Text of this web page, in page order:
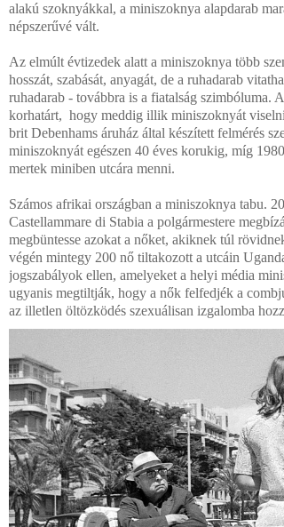
alakú szoknyákkal, a miniszoknya alapdarab
népszerűvé vált.
Az elmúlt évtizedek alatt a miniszoknya több
hosszát, szabását, anyagát, de a ruhadarab
ruhadarab - továbbra is a fiatalság szimbóluma.
korhatárt, hogy meddig illik miniszoknyát
brit Debenhams áruház által készített felmérés
miniszoknyát egészen 40 éves korukig, míg
mertek miniben utcára menni.
Számos afrikai országban a miniszoknya tabu.
Castellammare di Stabia a polgármestere
megbüntesse azokat a nőket, akiknek túl
végén mintegy 200 nő tiltakozott a utcáin
jogszabályok ellen, amelyeket a helyi média
ugyanis megtiltják, hogy a nők felfedjék a
az illetlen öltözködés szexuálisan izgalomba